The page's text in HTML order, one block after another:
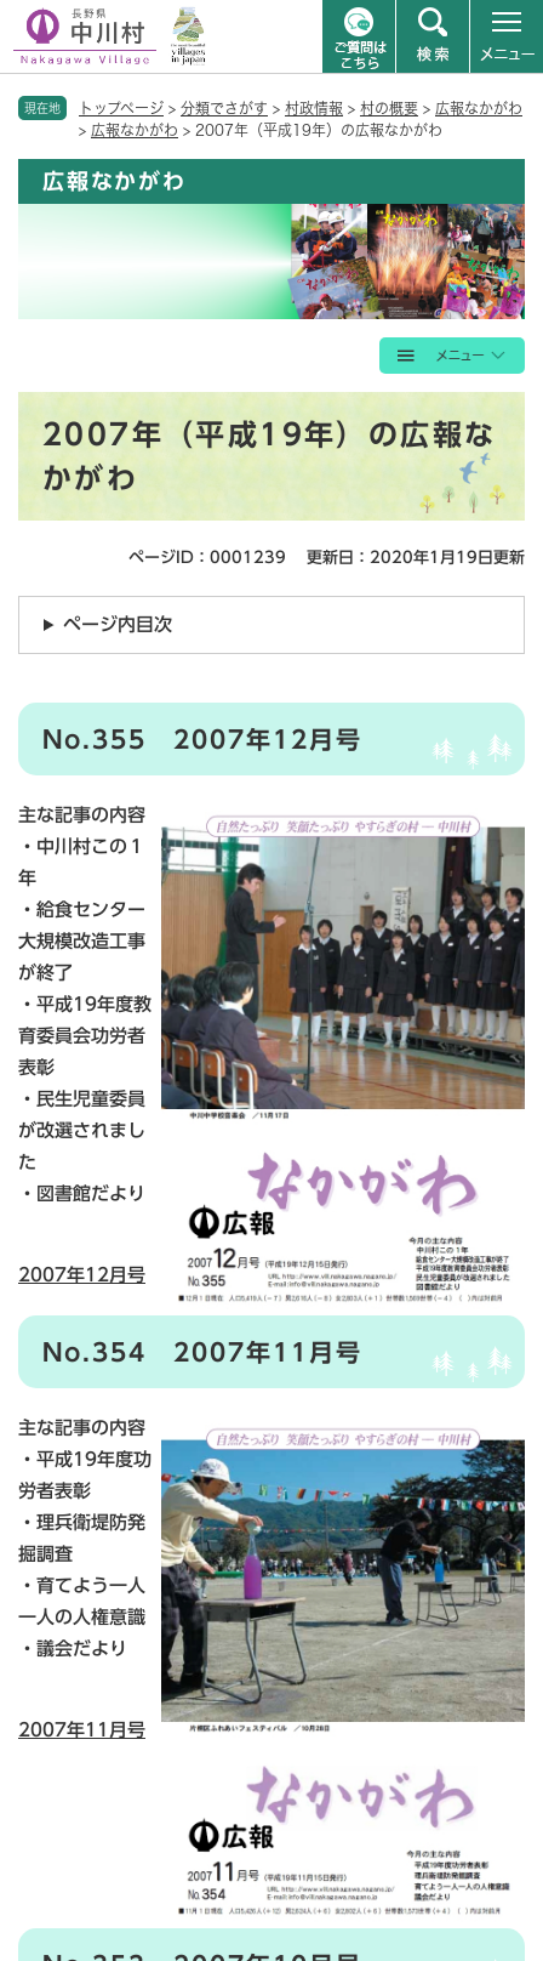
現在地 トップページ > 分類でさがす > 村政情報 > 村の概要 > 広報なかがわ
> 広報なかがわ > 2007年（平成19年）の広報なかがわ
広報なかがわ
2007年（平成19年）の広報な
かがわ
ページID：0001239 更新日：2020年1月19日更新
ページ内目次
No.355 2007年12月号
主な記事の内容
・中川村この１
年
・給食センター
大規模改造工事
が終了
・平成19年度教
育委員会功労者
表彰
・民生児童委員
が改選されまし
た
・図書館だより
2007年12月号
No.354 2007年11月号
主な記事の内容
・平成19年度功
労者表彰
・理兵衛堤防発
掘調査
・育てよう一人
一人の人権意識
・議会だより
2007年11月号